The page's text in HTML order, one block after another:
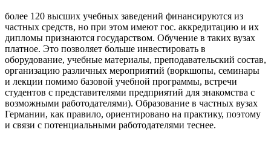
более 120 высших учебных заведений финансируются из
частных средств, но при этом имеют гос. аккредитацию и их
дипломы признаются государством. Обучение в таких вузах
платное. Это позволяет больше инвестировать в
оборудование, учебные материалы, преподавательский состав,
организацию различных мероприятий (воркшопы, семинары
и лекции помимо базовой учебной программы, встречи
студентов с представителями предприятий для знакомства с
возможными работодателями). Образование в частных вузах
Германии, как правило, ориентировано на практику, поэтому
и связи с потенциальными работодателями теснее.